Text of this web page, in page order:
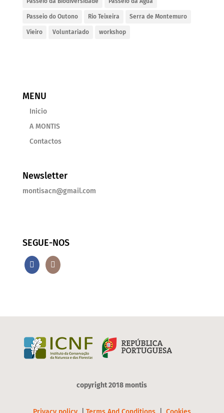
Passeio do Outono Rio Teixeira Serra de Montemuro
Vieiro Voluntariado workshop
MENU
Inicio
A MONTIS
Contactos
Newsletter
montisacn@gmail.com
SEGUE-NOS
copyright 2018 montis